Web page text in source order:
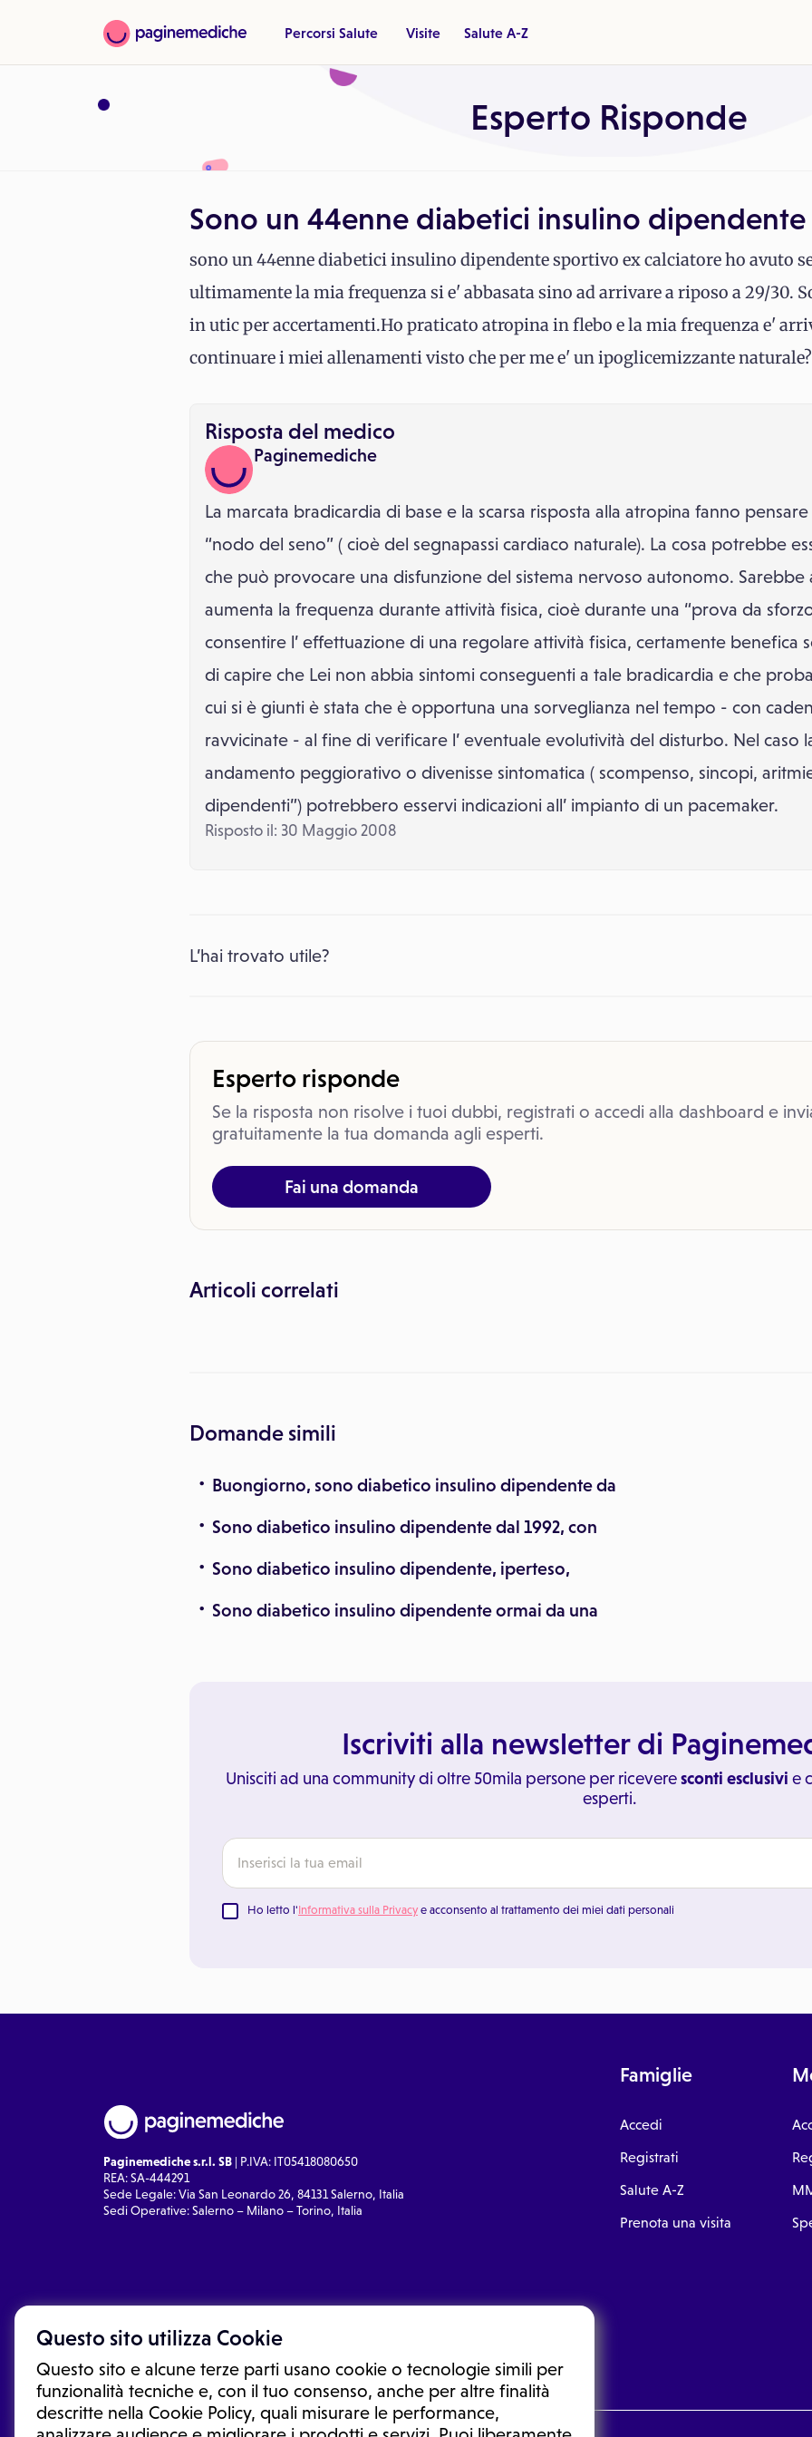
Questo sito utilizza Cookie
Questo sito e alcune terze parti usano cookie o tecnologie simili per
funzionalità tecniche e, con il tuo consenso, anche per altre finalità
descritte nella Cookie Policy, quali misurare le performance,
Percorsi Salute Visite Salute A-Z
Esperto Risponde
Sono un 44enne diabetici insulino dipendente
sono un 44enne diabetici insulino dipendente sportivo ex calciatore ho avuto
ultimamente la mia frequenza si e' abbasata sino ad arrivare a riposo a 29/30.
in utic per accertamenti.Ho praticato atropina in flebo e la mia frequenza e'
continuare i miei allenamenti visto che per me e' un ipoglicemizzante naturale?
Risposta del medico
Paginemediche
La marcata bradicardia di base e la scarsa risposta alla atropina fanno
“nodo del seno” ( cioè del segnapassi cardiaco naturale). La cosa potrebbe
che può provocare una disfunzione del sistema nervoso autonomo. Sarebbe
aumenta la frequenza durante attività fisica, cioè durante una “prova da
consentire l’ effettuazione di una regolare attività fisica, certamente benefica
di capire che Lei non abbia sintomi conseguenti a tale bradicardia e che
cui si è giunti è stata che è opportuna una sorveglianza nel tempo - con
ravvicinate - al fine di verificare l’ eventuale evolutività del disturbo. Nel caso
andamento peggiorativo o divenisse sintomatica ( scompenso, sincopi,
dipendenti”) potrebbero esservi indicazioni all’ impianto di un pacemaker.
Risposto il: 30 Maggio 2008
L’hai trovato utile?
Esperto risponde
Se la risposta non risolve i tuoi dubbi, registrati o accedi alla dashboard e
gratuitamente la tua domanda agli esperti.
Fai una domanda
Articoli correlati
Domande simili
Buongiorno, sono diabetico insulino dipendente da
Sono diabetico insulino dipendente dal 1992, con
Sono diabetico insulino dipendente, iperteso,
Sono diabetico insulino dipendente ormai da una
Iscriviti alla newsletter di
Unisciti ad una community di oltre 50mila persone per riceveresconti esclusivi e
esperti.
Ho letto l'Informativa sulla Privacy e acconsento al trattamento dei miei dati personali
Paginemediche s.r.l. SB | P.IVA: IT05418080650
REA: SA-444291
Sede Legale: Via San Leonardo 26, 84131 Salerno, Italia
Sedi Operative: Salerno – Milano – Torino, Italia
Famiglie
Accedi
Registrati
Salute A-Z
Prenota una visita